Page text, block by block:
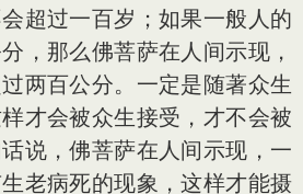
超过一百岁；如果一般人的
，那么佛菩萨在人间示现，
两百公分。一定是随著众生
才会被众生接受，才不会被
说，佛菩萨在人间示现，一
老病死的现象，这样才能摄